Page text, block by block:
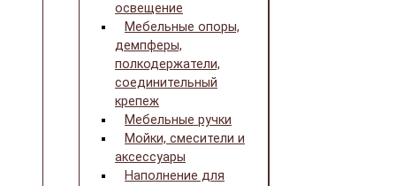
освещение
Мебельные опоры,
демпферы,
полкодержатели,
соединительный
крепеж
Мебельные ручки
Мойки, смесители и
аксессуары
Наполнение для